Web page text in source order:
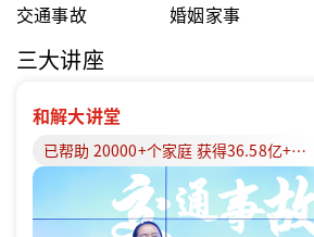
交通事故 婚姻家事
三大讲座
和解大讲堂
已帮助 20000+个家庭 获得36.58亿+赔偿款